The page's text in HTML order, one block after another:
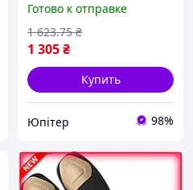
ударопрочного пластика
для защиты суставов
UPT66-B
Готово к отправке
1 305₴
1 623.75 ₴
Купить
Юпітер 98%